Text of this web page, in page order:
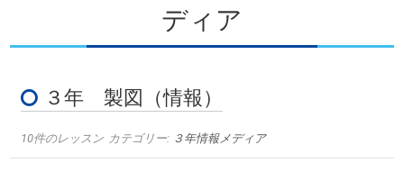
ディア
３年 製図（情報）
10件のレッスン カテゴリー: ３年情報メディア